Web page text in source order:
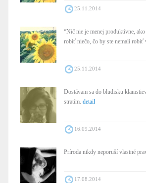
25.11.2014
“Nič nie je menej produktívne,
robiť niečo, čo by ste nemali robiť
25.11.2014
Dostávam sa do bludisku
stratím. detail
16.09.2014
Príroda nikdy neporuší vlastné
17.08.2014